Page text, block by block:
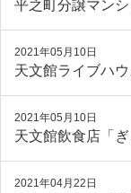
平之町分譲マン
2021年05月10日
天文館ライブハ
2021年05月10日
天文館飲食店「
2021年04月22日